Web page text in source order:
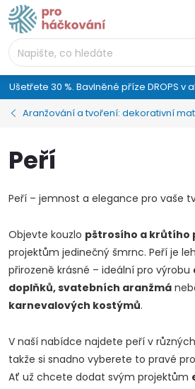
Přejít
na
obsah
Ušetřete 30 %. Bavlněné příze DROPS v
Aranžování a tvoření: dekorativní
Peří
Peří – jemnost a elegance pro vaše
Objevte kouzlo pštrosího a krůtího
projektům jedinečný šmrnc. Peří je
přirozeně krásné – ideální pro výrobu
doplňků, svatebních aranžmá
karnevalových kostýmů.
V naší nabídce najdete peří v
takže si snadno vyberete to pravé
Ať už chcete dodat svým projektům
AI asistent "pani
ProHackovani.cz
Jsme e-shop s více než osmiletou
vás připraveno více než 25 tisíc
připravené k odeslání.